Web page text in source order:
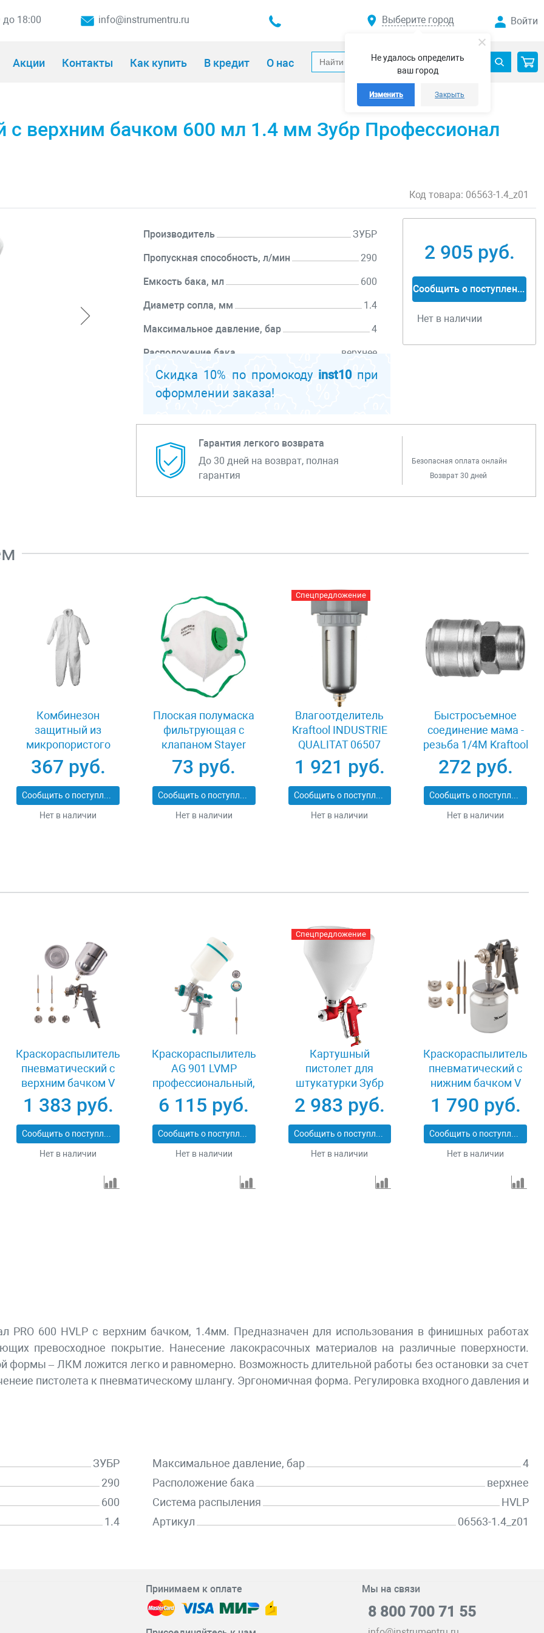
Не удалось определить
ваш город
Изменить Закрыть
до 18:00 info@instrumentru.ru Выберите город Войти
Акции Контакты Как купить В кредит О нас
c верхним бачком 600 мл 1.4 мм Зубр Профессионал
Код товара: 06563-1.4_z01
Производитель ЗУБР
Пропускная способность, л/мин 290
Емкость бака, мл 600
Диаметр сопла, мм 1.4
Максимальное давление, бар 4
Расположение бака верхнее
Система распыления HVLP
Перейти к описанию
Скидка 10% по промокоду inst10при
оформлении заказа!
2 905 руб.
Сообщить о поступлении
Нет в наличии
Гарантия легкого возврата
До 30 дней на возврат, полная
гарантия
Безопасная оплата онлайн
Возврат 30 дней
Комбинезон
защитный из
микропористого
материала размер
50-52 Зубр ПРОФИ
11609-50
367 руб.
Сообщить о поступлении
Нет в наличии
Плоская полумаска
фильтрующая с
клапаном Stayer
11113-2_z01
73 руб.
Сообщить о поступлении
Нет в наличии
Спецпредложение
Влагоотделитель
Kraftool INDUSTRIE
QUALITAT 06507
1 921 руб.
Сообщить о поступлении
Нет в наличии
Быстросъемное
соединение мама -
резьба 1/4M Kraftool
06593
272 руб.
Сообщить о поступлении
Нет в наличии
Краскораспылитель
пневматический с
верхним бачком V
0.6 л, сопло D 1.2, 1.5
и 1.8 мм Matrix 57314
1 383 руб.
Сообщить о поступлении
Нет в наличии
Краскораспылитель
AG 901 LVMP
профессиональный,
гравитационного
типа, сопло 1.3 и 1.1
мм Stels 57365
6 115 руб.
Сообщить о поступлении
Нет в наличии
Спецпредложение
Картушный
пистолет для
штукатурки Зубр
МАСТЕР МКП 600
06466
2 983 руб.
Сообщить о поступлении
Нет в наличии
Краскораспылитель
пневматический с
нижним бачком V
0.75 л, сопло D 1.2,
1.5 и 1.8 мм Matrix
57317
1 790 руб.
Сообщить о поступлении
Нет в наличии
PRO 600 HVLP c верхним бачком, 1.4мм. Предназначен для использования в финишных работах
превосходное покрытие. Нанесение лакокрасочных материалов на различные поверхности.
формы – ЛКМ ложится легко и равномерно. Возможность длительной работы без остановки за счет
пистолета к пневматическому шлангу. Эргономичная форма. Регулировка входного давления и
ЗУБР
290
600
1.4
Максимальное давление, бар
4
Расположение бака
верхнее
Система распыления
HVLP
Артикул
06563-1.4_z01
Принимаем к оплате Мы на связи
8 800 700 71 55